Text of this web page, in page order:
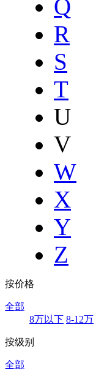
Q
R
S
T
U
V
W
X
Y
Z
按价格
全部
8万以下 8-12万
按级别
全部